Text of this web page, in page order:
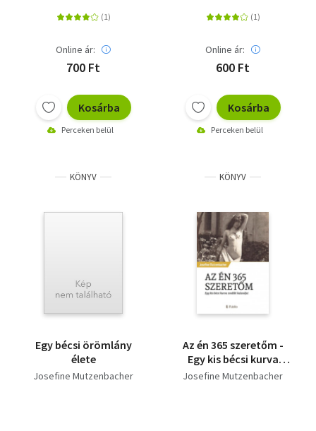
Online ár:
700 Ft
Kosárba
Perceken belül
Online ár:
600 Ft
Kosárba
Perceken belül
KÖNYV
Egy bécsi örömlány
élete
Josefine Mutzenbacher
KÖNYV
Az én 365 szeretőm -
Egy kis bécsi kurva
további kalandjai
Josefine Mutzenbacher